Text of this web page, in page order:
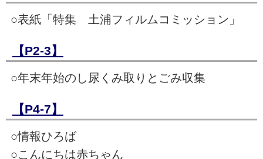
○表紙「特集 土浦フィルムコミッション」
【P2-3】
○年末年始のし尿くみ取りとごみ収集
【P4-7】
○情報ひろば
○こんにちは赤ちゃん